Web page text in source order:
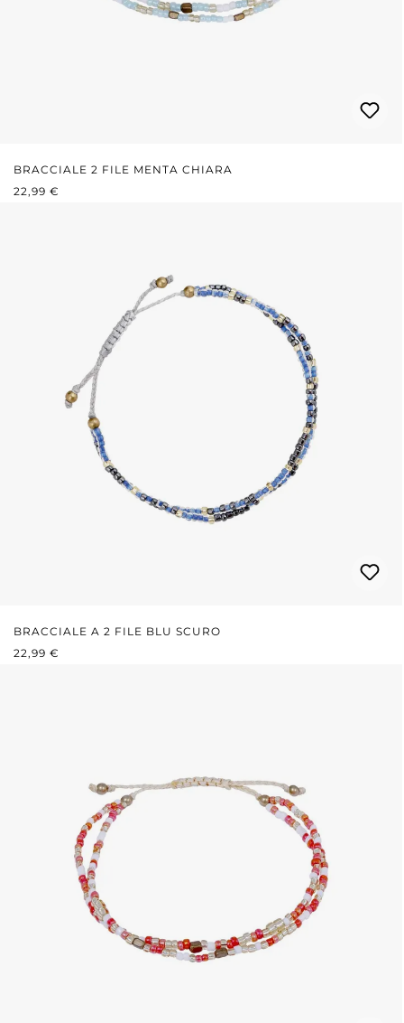
BRACCIALE 2 FILE MENTA CHIARA
PREZZO NORMALE:
22,99 €
BRACCIALE A 2 FILE BLU SCURO
PREZZO NORMALE:
22,99 €